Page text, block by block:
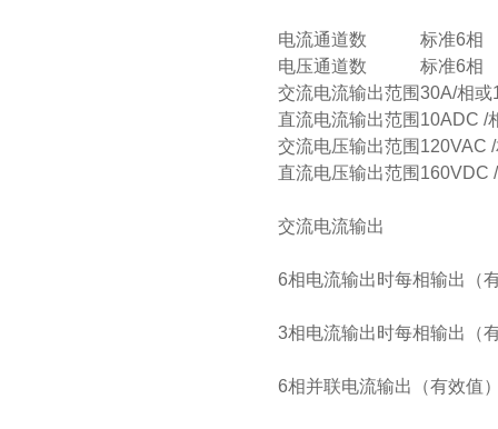
电流通道数 标准6相
电压通道数
标准6相
交流电流输出范围30A/相或
直流电流输出范围 10ADC /
交流电压输出范围 120VAC
直流电压输出范围 160VDC
交流电流输出
6相电流输出时每相输出
3相电流输出时每相输出
6相并联电流输出（有效值